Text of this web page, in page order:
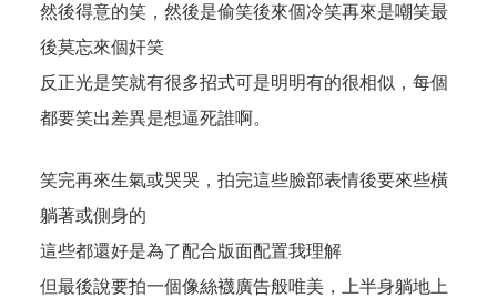
然後得意的笑，然後是偷笑後來個冷笑再來是嘲笑最
後莫忘來個奸笑
反正光是笑就有很多招式可是明明有的很相似，每個
都要笑出差異是想逼死誰啊。
笑完再來生氣或哭哭，拍完這些臉部表情後要來些橫
躺著或側身的
這些都還好是為了配合版面配置我理解
但最後說要拍一個像絲襪廣告般唯美，上半身躺地上